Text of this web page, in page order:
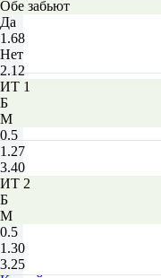
Обе забьют
Да
1.68
Нет
2.12
ИТ 1
Б
М
0.5
1.27
3.40
ИТ 2
Б
М
0.5
1.30
3.25